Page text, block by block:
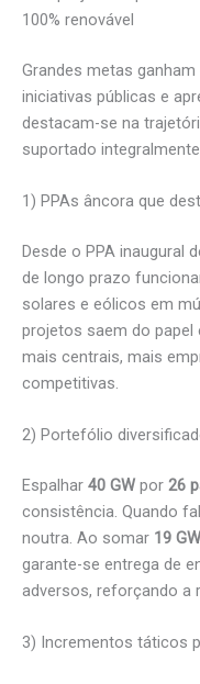
100% renovável
Grandes metas
iniciativas públicas e
destacam-se na
suportado
1) PPAs âncora que
Desde o PPA inaugural
de longo prazo
solares e eólicos em
projetos saem do papel
mais centrais, mais
competitivas.
2) Portefólio
Espalhar 40 GW por 26
consistência. Quando
noutra. Ao somar 19 GW
garante-se entrega de
adversos, reforçando a
3) Incrementos táticos